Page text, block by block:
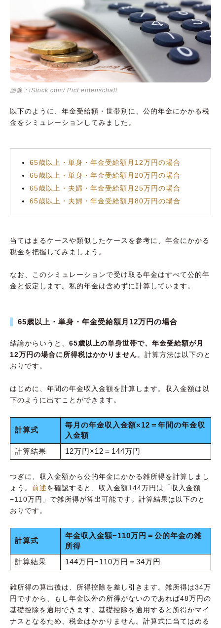
画像：iStock.com/ PicLeidenschaft
以下のように、年金受給額・世帯別に、公的年金にかかる税
金をシミュレーションしてみました。
65歳以上・単身・年金受給額月12万円の場合
65歳以上・単身・年金受給額月20万円の場合
65歳以上・夫婦・年金受給額月25万円の場合
65歳以上・夫婦・年金受給額月80万円の場合
当てはまるケースや類似したケースを参考に、年金にかかる
税金を把握してみましょう。
なお、このシミュレーションで受け取る年金はすべて公的年
金と仮定します。私的年金は含めずに計算しています。
65歳以上・単身・年金受給額月12万円の場合
結論からいうと、 65歳以上の単身世帯で、年金受給額が月
12万円の場合に所得税はかかりません。計算方法は以下のと
おりです。
はじめに、年間の年金収入金額を計算します。収入金額は以
下のように出すことができます。
計算式
毎月の年金収入金額×12＝年間の年金収
入金額
計算結果
12万円×12＝144万円
つぎに、収入金額から公的年金にかかる雑所得を計算しまし
ょう。 前述を確認すると、収入金額144万円は「収入金額
−110万円」で雑所得が算出可能です。計算結果は以下のと
おりです。
計算式
年金収入金額−110万円＝公的年金の雑
所得
計算結果
144万円−110万円＝34万円
雑所得の算出後は、所得控除を差し引きます。雑所得は34万
円ですから、もし年金以外の所得がないのであれば48万円の
基礎控除を適用できます。基礎控除を適用すると所得がマイ
ナスとなるため、税金はかかりません。計算式に当てはめる